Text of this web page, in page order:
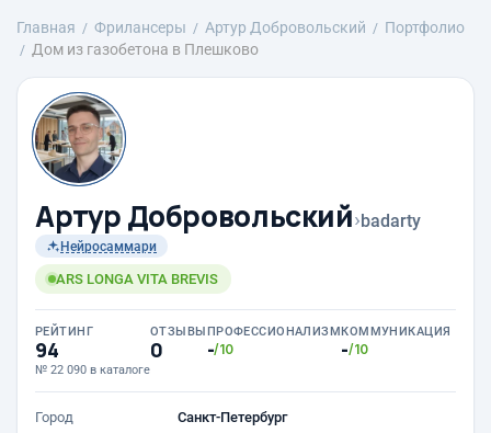
Главная Фрилансеры Артур Добровольский
Портфолио
Дом из газобетона в Плешково
Артур Добровольский›badarty
Нейросаммари
ARS LONGA VITA BREVIS
РЕЙТИНГ
94
№ 22 090 в каталоге
ОТЗЫВЫ
0
ПРОФЕССИОНАЛИЗМ
-/10
КОММУНИКАЦИЯ
-/10
Город
Санкт-Петербург